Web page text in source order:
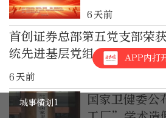
十五五 奋进
团基层巡讲顺
6天前
首创证券总部第五党支部荣
统先进基层党组
6天前
国家卫健委
APP内打
城事横划1